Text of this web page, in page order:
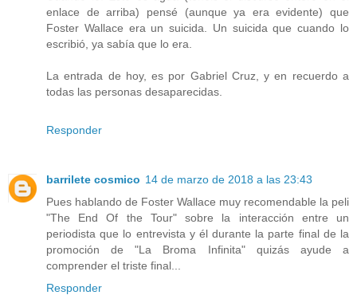
enlace de arriba) pensé (aunque ya era evidente) que
Foster Wallace era un suicida. Un suicida que cuando lo
escribió, ya sabía que lo era.
La entrada de hoy, es por Gabriel Cruz, y en recuerdo a
todas las personas desaparecidas.
Responder
barrilete cosmico 14 de marzo de 2018 a las 23:43
Pues hablando de Foster Wallace muy recomendable la peli
"The End Of the Tour" sobre la interacción entre un
periodista que lo entrevista y él durante la parte final de la
promoción de "La Broma Infinita" quizás ayude a
comprender el triste final...
Responder